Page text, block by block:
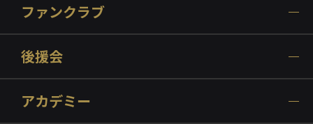
ファンクラブ
後援会
アカデミー